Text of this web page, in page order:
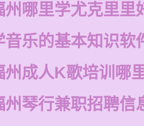
州哪里学尤克里里
音乐的基本知识软
州成人K歌培训哪
州琴行兼职招聘信